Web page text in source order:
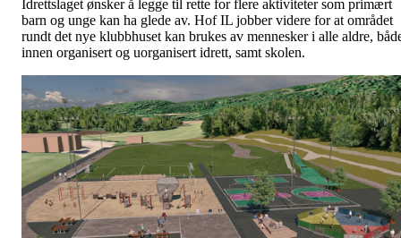
Idrettslaget ønsker å legge til rette for flere aktiviteter som primært
barn og unge kan ha glede av. Hof IL jobber videre for at området
rundt det nye klubbhuset kan brukes av mennesker i alle aldre,
innen organisert og uorganisert idrett, samt skolen.